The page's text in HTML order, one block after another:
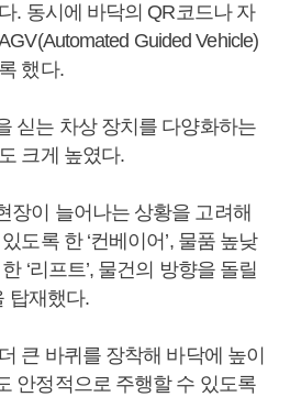
. 동시에 바닥의 QR코드나 자
Guided Vehicle)
했다.
싣는 차상 장치를 다양화하는
크게 높였다.
장이 늘어나는 상황을 고려해
도록 한 ‘컨베이어’, 물품 높낮
‘리프트’, 물건의 방향을 돌릴
탑재했다.
큰 바퀴를 장착해 바닥에 높이
안정적으로 주행할 수 있도록